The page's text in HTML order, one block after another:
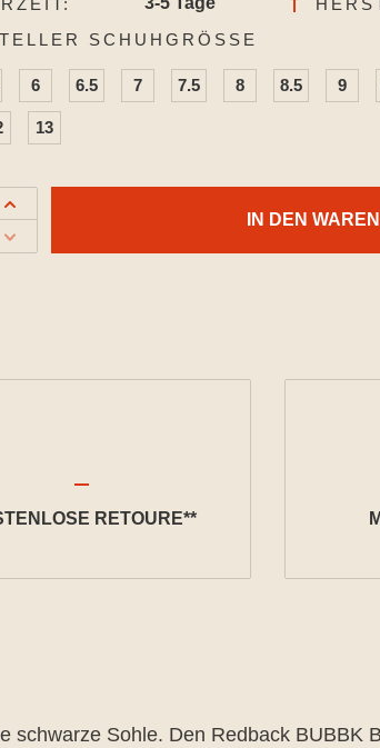
SCHUHGRÖSSE
6 6.5 7 7.5 8 8.5 9
13
IN DEN
RETOURE**
Sohle. Den Redback BUBBK